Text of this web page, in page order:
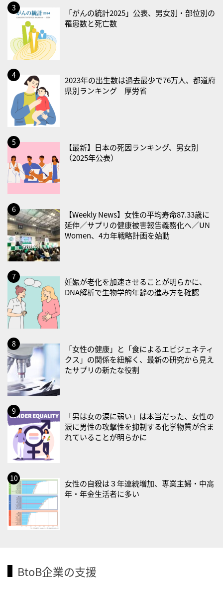
2026/08/22(土)
・禁煙の日
2026/08/23(日)
・不眠の日
・乳酸菌の日
2026/08/25(火)
・いたわり肌の日
2026/08/26(水)
・風呂の日
2026/08/29(土)
・筋肉強化の日
・ＥＰＡの日
2026/08/31(月)
・菜の日
・血管内破砕術（IVL）の日
2026/09/01(火)
・がん征圧月間
・世界アルツハイマー月間
・健康増進普及月間
・歯ヂカラ探究月間
・職場の健康診断実施強化月間
・大腸がん検診の日
・防災の日
2026/09/02(水)
・がん征圧月間
・世界アルツハイマー月間
・健康増進普及月間
・歯ヂカラ探究月間
・職場の健康診断実施強化月間
2026/09/03(木)
・がん征圧月間
・世界アルツハイマー月間
・健康増進普及月間
・秋の睡眠の日
「がんの統計2025」公表、男女別・部位別の
罹患数と死亡数
2023年の出生数は過去最少で76万人、都道府
県別ランキング 厚労省
【最新】日本の死因ランキング、男女別
（2025年公表）
【Weekly News】女性の平均寿命87.33歳に
延伸／サプリの健康被害報告義務化へ／UN
Women、4カ年戦略計画を始動
妊娠が老化を加速させることが明らかに、
DNA解析で生物学的年齢の進み方を確認
「女性の健康」と「食によるエピジェネティ
クス」の関係を紐解く、最新の研究から見え
たサプリの新たな役割
「男は女の涙に弱い」は本当だった、女性の
涙に男性の攻撃性を抑制する化学物質が含ま
れていることが明らかに
女性の自殺は３年連続増加、専業主婦・中高
年・年金生活者に多い
BtoB企業の支援